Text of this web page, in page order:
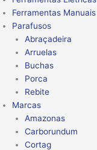
Ferramentas Manuais
Parafusos
Abraçadeira
Arruelas
Buchas
Porca
Rebite
Marcas
Amazonas
Carborundum
Cortag